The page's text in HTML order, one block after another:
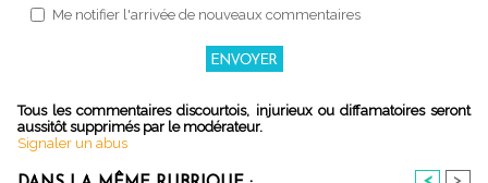
Me notifier l'arrivée de nouveaux commentaires
Tous les commentaires discourtois, injurieux ou diffamatoires seront
aussitôt supprimés par le modérateur.
Signaler un abus